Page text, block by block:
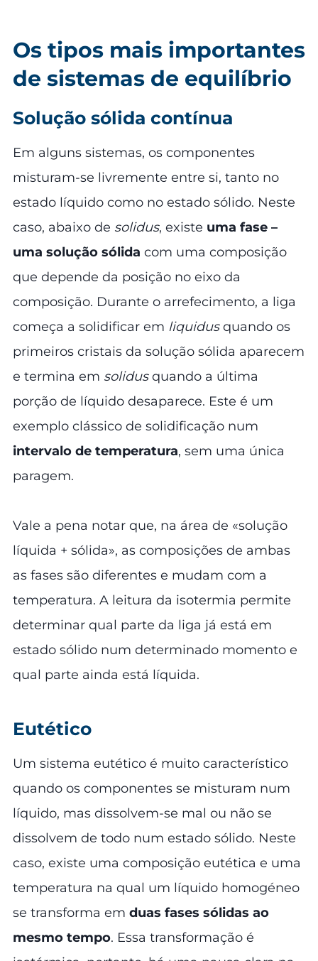
Os tipos mais importantes
de sistemas de equilíbrio
Solução sólida contínua
Em alguns sistemas, os componentes
misturam-se livremente entre si, tanto no
estado líquido como no estado sólido. Neste
caso, abaixo de solidus, existe uma fase –
uma solução sólida com uma composição
que depende da posição no eixo da
composição. Durante o arrefecimento, a liga
começa a solidificar em liquidusquando os
primeiros cristais da solução sólida aparecem
e termina em solidusquando a última
porção de líquido desaparece. Este é um
exemplo clássico de solidificação num
intervalo de temperatura, sem uma única
paragem.
Vale a pena notar que, na área de «solução
líquida + sólida», as composições de ambas
as fases são diferentes e mudam com a
temperatura. A leitura da isotermia permite
determinar qual parte da liga já está em
estado sólido num determinado momento e
qual parte ainda está líquida.
Eutético
Um sistema eutético é muito característico
quando os componentes se misturam num
líquido, mas dissolvem-se mal ou não se
dissolvem de todo num estado sólido. Neste
caso, existe uma composição eutética e uma
temperatura na qual um líquido homogéneo
se transforma em duas fases sólidas ao
mesmo tempo. Essa transformação é